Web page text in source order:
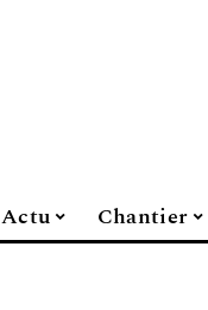
Actu Chantier